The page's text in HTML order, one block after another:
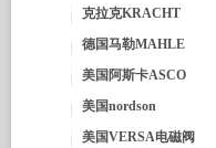
克拉克KRACHT
德国马勒MAHLE
美国阿斯卡ASCO
美国nordson
美国VERSA电磁阀